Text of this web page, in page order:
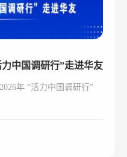
中国调研行”走进华友
年 “活力中国调研行”